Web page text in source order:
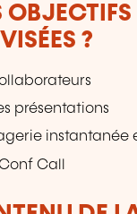
?
présentations
Call